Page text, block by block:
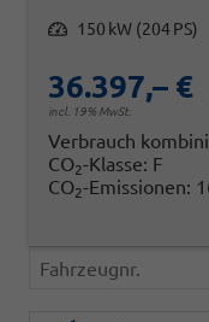
Leistung 150 kW (204 PS)
36.397,– €
incl. 19% MwSt.
Verbrauch
CO2-Klasse: F
CO2-Emissionen:
Fahrzeugnr.